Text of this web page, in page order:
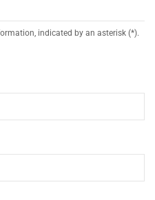
indicated by an asterisk (*).